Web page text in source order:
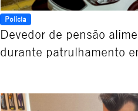
Polícia
Devedor de pensão
durante patrulhamento